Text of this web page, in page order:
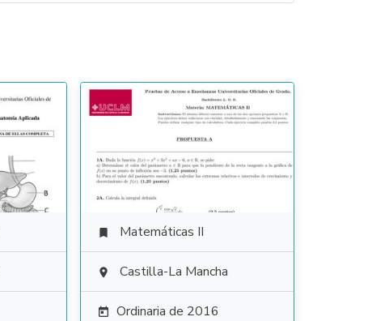
 Matemáticas II
 Castilla-La Mancha
 Ordinaria de 2016